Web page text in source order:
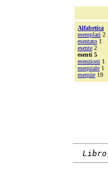
Alfabetica
esemplari 2
esentato 1
esente 2
esenti 5
esenzioni 1
esequiale 1
esequie 19